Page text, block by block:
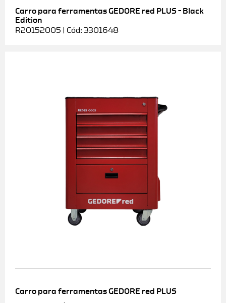
Carro para ferramentas GEDORE red PLUS – Black
Edition
R20152005 | Cód: 3301648
Carro para ferramentas GEDORE red PLUS